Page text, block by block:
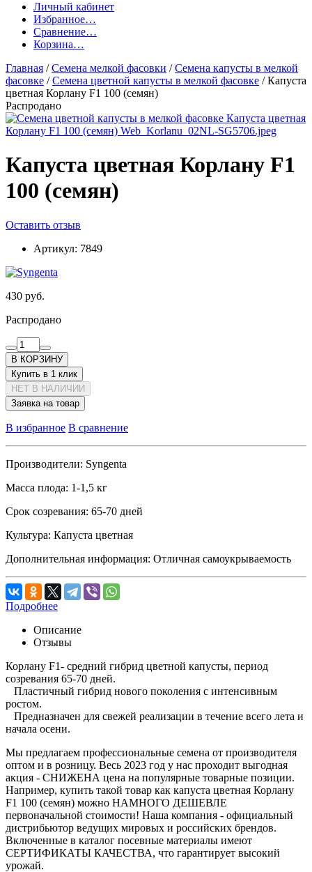
Личный кабинет
Избранное…
Сравнение…
Корзина…
Главная /Семена мелкой фасовки /Семена капусты в мелкой
фасовке /Семена цветной капусты в мелкой фасовке /Капуста
цветная Корлану F1 100 (семян)
Распродано
Капуста цветная Корлану F1
100 (семян)
Оставить отзыв
Артикул: 7849
430 руб.
Распродано
В КОРЗИНУ
Купить в 1 клик
НЕТ В НАЛИЧИИ
Заявка на товар
В избранное В сравнение
Производители: Syngenta
Масса плода: 1-1,5 кг
Срок созревания: 65-70 дней
Культура: Капуста цветная
Дополнительная информация: Отличная самоукрываемость
Подробнее
Описание
Отзывы
Корлану F1- средний гибрид цветной капусты, период
созревания 65-70 дней.
Пластичный гибрид нового поколения с интенсивным
ростом.
Предназначен для свежей реализации в течение всего лета и
начала осени.
Мы предлагаем профессиональные семена от производителя
оптом и в розницу. Весь 2023 год у нас проходит выгодная
акция - СНИЖЕНА цена на популярные товарные позиции.
Например, купить такой товар как капуста цветная Корлану
F1 100 (семян) можно НАМНОГО ДЕШЕВЛЕ
первоначальной стоимости! Наша компания - официальный
дистрибьютор ведущих мировых и российских брендов.
Включенные в каталог посевные материалы имеют
СЕРТИФИКАТЫ КАЧЕСТВА, что гарантирует высокий
урожай.